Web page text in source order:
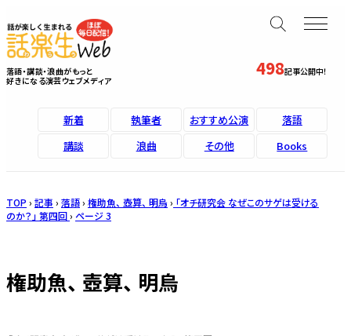
498記事公開中！
落語・講談・浪曲がもっと
好きになる演芸ウェブメディア
新着 執筆者 おすすめ公演
落語
講談
浪曲 その他 Books
TOP › 記事 › 落語› 権助魚、 壺算、 明烏› 「オチ研究会 なぜこのサゲは受ける
のか？」 第四回› ページ 3
権助魚、 壺算、 明烏